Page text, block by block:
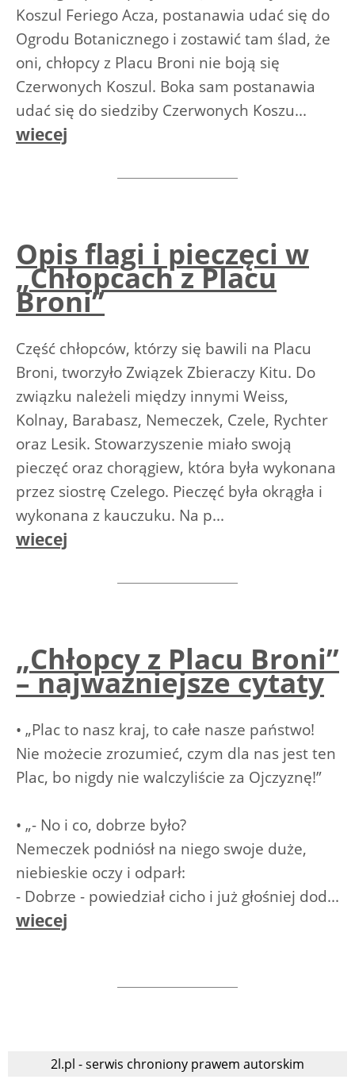
Koszul Feriego Acza, postanawia udać się do
Ogrodu Botanicznego i zostawić tam ślad, że
oni, chłopcy z Placu Broni nie boją się
Czerwonych Koszul. Boka sam postanawia
udać się do siedziby Czerwonych Koszu...
wiecej
Opis flagi i pieczęci w
„Chłopcach z Placu
Broni”
Część chłopców, którzy się bawili na Placu
Broni, tworzyło Związek Zbieraczy Kitu. Do
związku należeli między innymi Weiss,
Kolnay, Barabasz, Nemeczek, Czele, Rychter
oraz Lesik. Stowarzyszenie miało swoją
pieczęć oraz chorągiew, która była wykonana
przez siostrę Czelego. Pieczęć była okrągła i
wykonana z kauczuku. Na p...
wiecej
„Chłopcy z Placu Broni”
– najważniejsze cytaty
• „Plac to nasz kraj, to całe nasze państwo!
Nie możecie zrozumieć, czym dla nas jest ten
Plac, bo nigdy nie walczyliście za Ojczyznę!”
• „- No i co, dobrze było?
Nemeczek podniósł na niego swoje duże,
niebieskie oczy i odparł:
- Dobrze - powiedział cicho i już głośniej dod...
wiecej
2l.pl - serwis chroniony prawem autorskim